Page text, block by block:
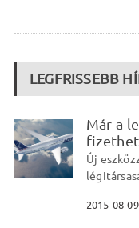
LEGFRISSEBB
Már a
Új
2015-08-09